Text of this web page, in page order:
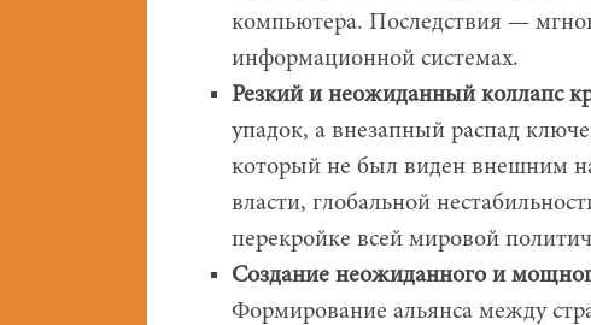
компьютера. Последствия —
информационной системах.
Резкий и неожиданный коллапс
упадок, а внезапный распад
который не был виден внешним
власти, глобальной
перекройке всей мировой
Создание неожиданного и
Формирование альянса между